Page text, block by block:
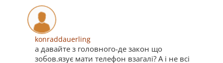
konraddauerling
а давайте з головного-де закон що
зобов.язує мати телефон взагалі? А і не всі